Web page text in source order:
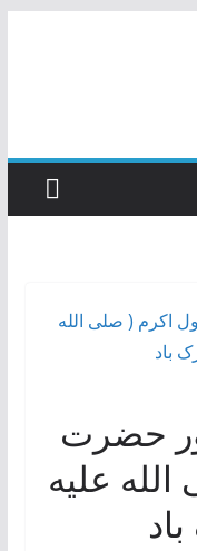
حضرت
علیه